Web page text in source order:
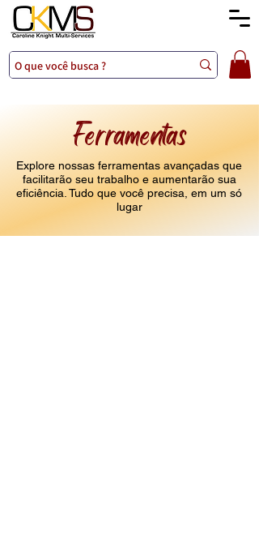
Ferramentas
Explore nossas ferramentas avançadas que
facilitarão seu trabalho e aumentarão sua
eficiência. Tudo que você precisa, em um só
lugar